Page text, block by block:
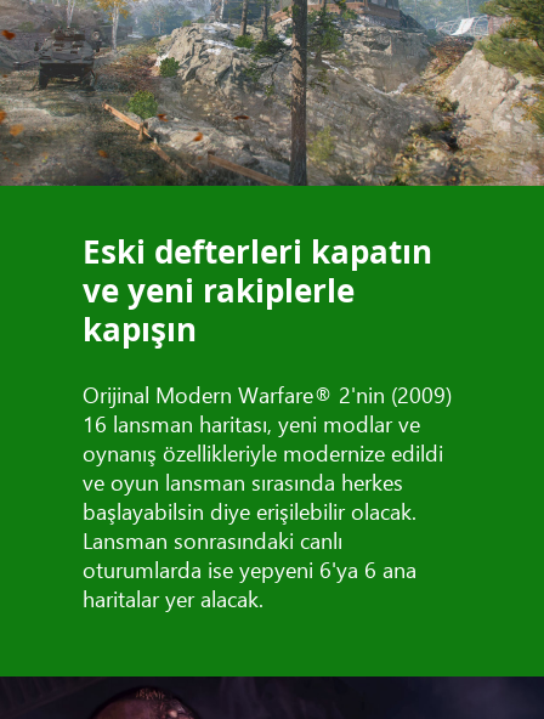
Eski defterleri kapatın
ve yeni rakiplerle
kapışın
Orijinal Modern Warfare® 2'nin (2009)
16 lansman haritası, yeni modlar ve
oynanış özellikleriyle modernize edildi
ve oyun lansman sırasında herkes
başlayabilsin diye erişilebilir olacak.
Lansman sonrasındaki canlı
oturumlarda ise yepyeni 6'ya 6 ana
haritalar yer alacak.